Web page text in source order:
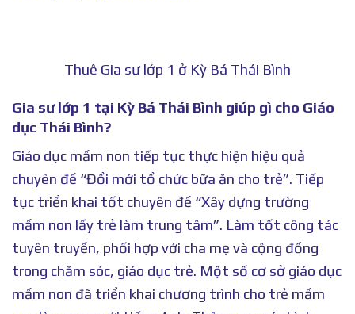
Thuê Gia sư lớp 1 ở Kỳ Bá Thái Bình
Gia sư lớp 1 tại Kỳ Bá Thái Bình giúp gì cho Giáo
dục Thái Bình?
Giáo dục mầm non tiếp tục thực hiện hiệu quả
chuyên đề “Đổi mới tổ chức bữa ăn cho trẻ”. Tiếp
tục triển khai tốt chuyên đề “Xây dựng trường
mầm non lấy trẻ làm trung tâm”. Làm tốt công tác
tuyên truyền, phối hợp với cha mẹ và cộng đồng
trong chăm sóc, giáo dục trẻ. Một số cơ sở giáo dục
mầm non đã triển khai chương trình cho trẻ mầm